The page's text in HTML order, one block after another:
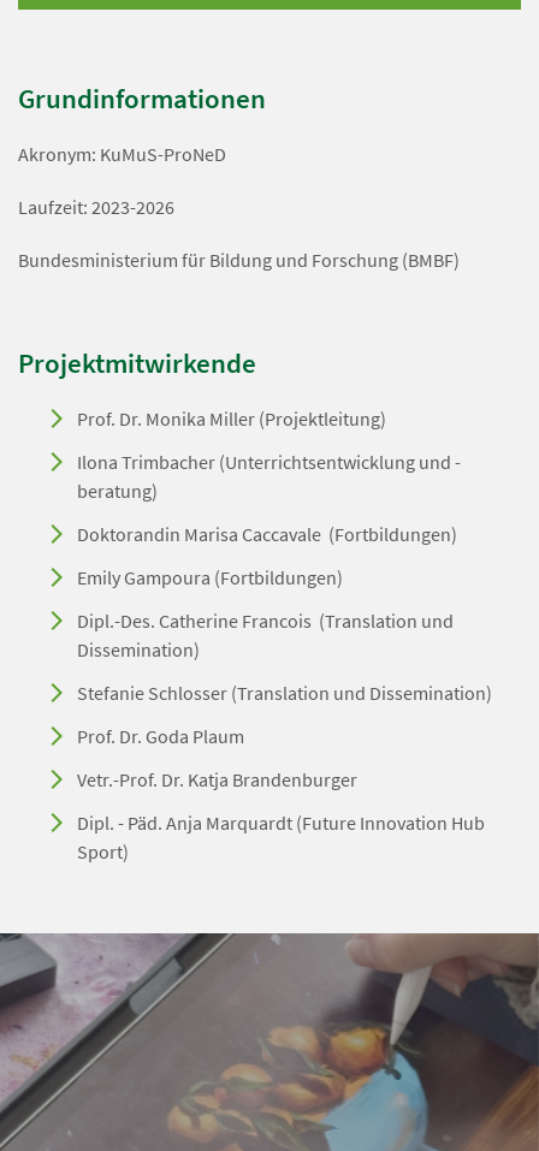
Grundinformationen
Akronym: KuMuS-ProNeD
Laufzeit: 2023-2026
Bundesministerium für Bildung und Forschung (BMBF)
Projektmitwirkende
Prof. Dr. Monika Miller (Projektleitung)
Ilona Trimbacher (Unterrichtsentwicklung und -
beratung)
Doktorandin Marisa Caccavale (Fortbildungen)
Emily Gampoura (Fortbildungen)
Dipl.-Des. Catherine Francois (Translation und
Dissemination)
Stefanie Schlosser (Translation und Dissemination)
Prof. Dr. Goda Plaum
Vetr.-Prof. Dr. Katja Brandenburger
Dipl. - Päd. Anja Marquardt (Future Innovation Hub
Sport)